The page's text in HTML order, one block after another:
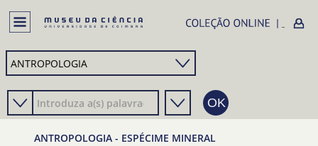
ANTROPOLOGIA - ESPÉCIME MINERAL